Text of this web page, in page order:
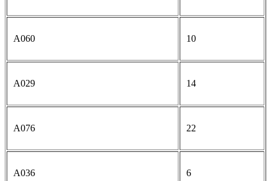
A060 10
A029 14
A076 22
A036 6